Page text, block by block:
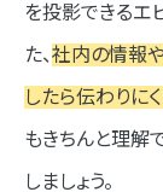
を投影できるエ
た、社内の情報
したら伝わりに
もきちんと理解
しましょう。